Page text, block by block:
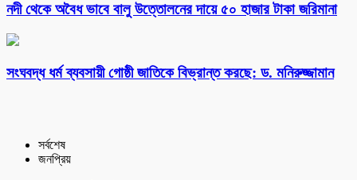
নদী থেকে অবৈধ ভাবে বালু উত্তোলনের দায়ে ৫০ হাজার টাকা জরিমানা
সংঘবদ্ধ ধর্ম ব্যবসায়ী গোষ্ঠী জাতিকে বিভ্রান্ত করছে: ড. মনিরুজ্জামান
সর্বশেষ
জনপ্রিয়